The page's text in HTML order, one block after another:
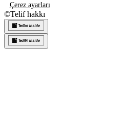
Çerez ayarları
©Telif hakkı